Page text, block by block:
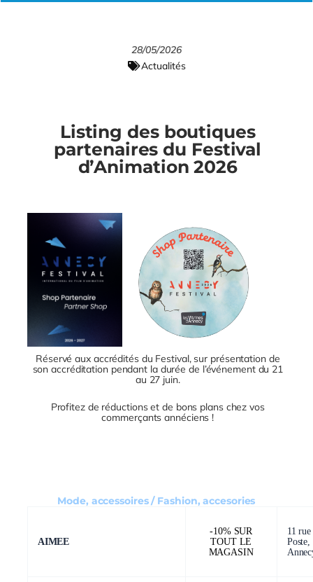
28/05/2026
Actualités
Listing des boutiques
partenaires du Festival
d’Animation 2026
Réservé aux accrédités du Festival, sur présentation de
son accréditation pendant la durée de l’événement du 21
au 27 juin.
Profitez de réductions et de bons plans chez vos
commerçants annéciens !
Mode, accessoires / Fashion, accesories
AIMEE
-10% SUR
TOUT LE
MAGASIN
11
Poste,